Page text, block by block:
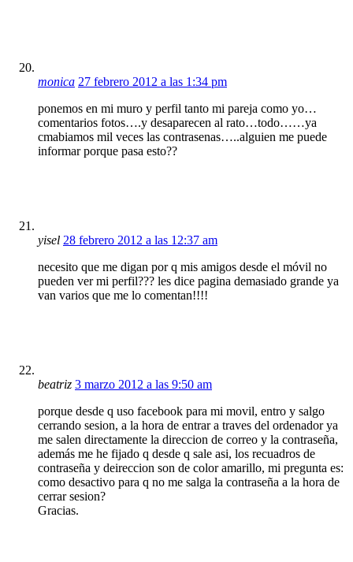
monica 27 febrero 2012 a las 1:34 pm
ponemos en mi muro y perfil tanto mi pareja como yo…
comentarios fotos….y desaparecen al rato…todo……ya
cmabiamos mil veces las contrasenas…..alguien me puede
informar porque pasa esto??
yisel 28 febrero 2012 a las 12:37 am
necesito que me digan por q mis amigos desde el móvil no
pueden ver mi perfil??? les dice pagina demasiado grande ya
van varios que me lo comentan!!!!
beatriz 3 marzo 2012 a las 9:50 am
porque desde q uso facebook para mi movil, entro y salgo
cerrando sesion, a la hora de entrar a traves del ordenador ya
me salen directamente la direccion de correo y la contraseña,
además me he fijado q desde q sale asi, los recuadros de
contraseña y deireccion son de color amarillo, mi pregunta es:
como desactivo para q no me salga la contraseña a la hora de
cerrar sesion?
Gracias.